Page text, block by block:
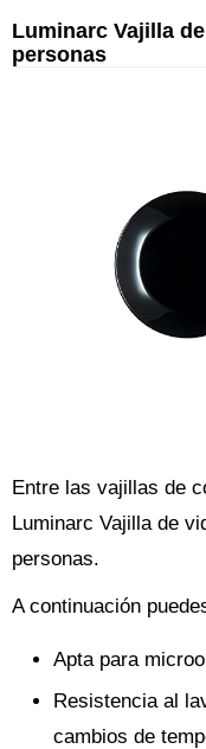
Luminarc Vajilla
personas
Entre las vajillas de
Luminarc Vajilla de
personas.
A continuación
Apta para
Resistencia al
cambios de